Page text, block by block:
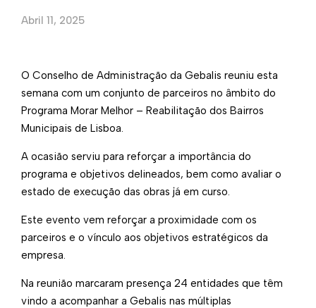
Abril 11, 2025
O Conselho de Administração da Gebalis reuniu esta
semana com um conjunto de parceiros no âmbito do
Programa Morar Melhor – Reabilitação dos Bairros
Municipais de Lisboa.
A ocasião serviu para reforçar a importância do
programa e objetivos delineados, bem como avaliar o
estado de execução das obras já em curso.
Este evento vem reforçar a proximidade com os
parceiros e o vínculo aos objetivos estratégicos da
empresa.
Na reunião marcaram presença 24 entidades que têm
vindo a acompanhar a Gebalis nas múltiplas